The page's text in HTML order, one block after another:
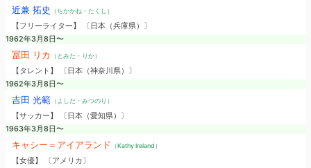
近兼 拓史 （ちかかね・たくし）
【フリーライター】 〔日本（兵庫県）〕
1962年3月8日〜
冨田 リカ （とみた・りか）
【タレント】 〔日本（神奈川県）〕
1962年3月8日〜
吉田 光範 （よしだ・みつのり）
【サッカー】 〔日本（愛知県）〕
1963年3月8日〜
キャシー＝アイアランド （Kathy Ireland）
【女優】 〔アメリカ〕